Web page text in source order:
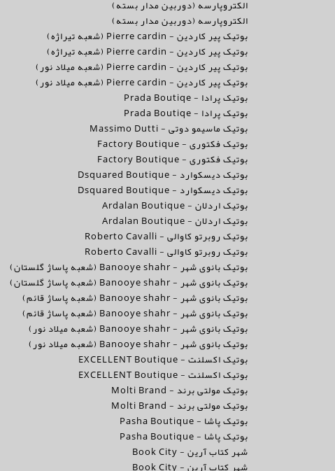
الکتروپارسه (دوربین مدار بسته)
الکتروپارسه (دوربین مدار بسته)
بوتیک پیر کاردین - Pierre cardin (شعبه تیراژه)
بوتیک پیر کاردین - Pierre cardin (شعبه تیراژه)
بوتیک پیر کاردین - Pierre cardin (شعبه میلاد نور)
بوتیک پیر کاردین - Pierre cardin (شعبه میلاد نور)
بوتیک پرادا - Prada Boutiqe
بوتیک پرادا - Prada Boutiqe
بوتیک ماسیمو دوتی - Massimo Dutti
بوتیک فکتوری - Factory Boutique
بوتیک فکتوری - Factory Boutique
بوتیک دیسکوارد - Dsquared Boutique
بوتیک دیسکوارد - Dsquared Boutique
بوتیک اردلان - Ardalan Boutique
بوتیک اردلان - Ardalan Boutique
بوتیک روبرتو کاوالی - Roberto Cavalli
بوتیک روبرتو کاوالی - Roberto Cavalli
بوتیک بانوی شهر - Banooye shahr (شعبه پاساژ گلستان)
بوتیک بانوی شهر - Banooye shahr (شعبه پاساژ گلستان)
بوتیک بانوی شهر - Banooye shahr (شعبه پاساژ قائم)
بوتیک بانوی شهر - Banooye shahr (شعبه پاساژ قائم)
بوتیک بانوی شهر - Banooye shahr (شعبه میلاد نور)
بوتیک بانوی شهر - Banooye shahr (شعبه میلاد نور)
بوتیک اکسلنت - EXCELLENT Boutique
بوتیک اکسلنت - EXCELLENT Boutique
بوتیک مولتی برند - Molti Brand
بوتیک مولتی برند - Molti Brand
بوتیک پاشا - Pasha Boutique
بوتیک پاشا - Pasha Boutique
شهر کتاب آرین - Book City